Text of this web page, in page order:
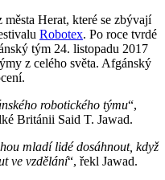
Herat, které se zbývají
Robotex. Po roce tvrdé
tým 24. listopadu 2017
z celého světa. Afgánský
robotického týmu“,
Británii Said T. Jawad.
mladí lidé dosáhnout, když
ve vzdělání“, řekl Jawad.